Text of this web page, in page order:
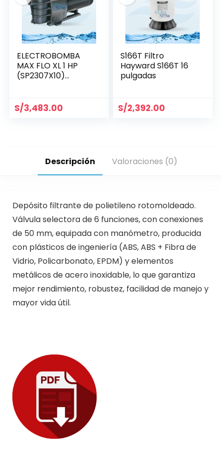
ELECTROBOMBA
MAX FLO XL 1 HP
(SP2307X10)
S/3,483.00
S166T Filtro
Hayward S166T 16
pulgadas
S/2,392.00
Descripción Valoraciones (0)
Depósito filtrante de polietileno rotomoldeado.
Válvula selectora de 6 funciones, con conexiones
de 50 mm, equipada con manómetro, producida
con plásticos de ingeniería (ABS, ABS + Fibra de
Vidrio, Policarbonato, EPDM) y elementos
metálicos de acero inoxidable, lo que garantiza
mejor rendimiento, robustez, facilidad de manejo y
mayor vida útil.